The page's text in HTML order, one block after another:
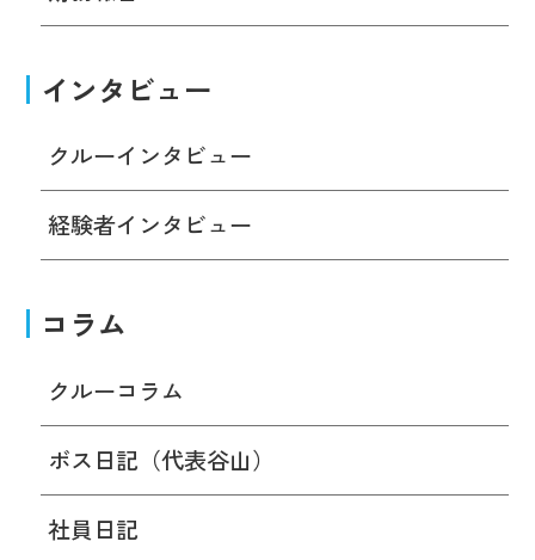
インタビュー
クルーインタビュー
経験者インタビュー
コラム
クルーコラム
ボス日記（代表谷山）
社員日記